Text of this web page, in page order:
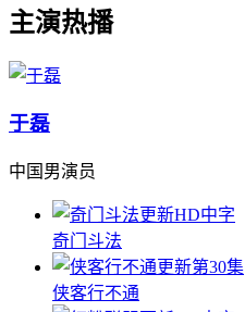
主演热播
于磊
中国男演员
更新HD中字
奇门斗法
更新第30集
侠客行不通